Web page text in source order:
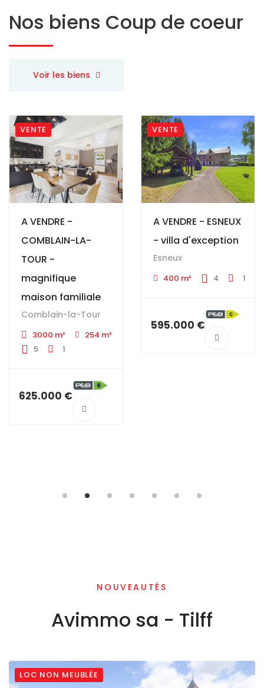
Nos biens Coup de coeur
Voir les biens
VENTE
A VENDRE -
COMBLAIN-LA-
TOUR -
magnifique
maison familiale
Comblain-la-Tour
3000 m²
254 m²
5
1
625.000 €
VENTE
A VENDRE - ESNEUX
- villa d'exception
Esneux
400 m² 4 1
595.000 €
NOUVEAUTÉS
Avimmo sa - Tilff
LOC NON MEUBLÉE